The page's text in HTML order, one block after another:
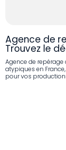
Agence de
Trouvez le
Agence de repérage
atypiques en
pour vos